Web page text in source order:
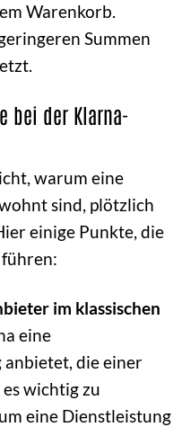
Warenkorb.
Summen
bei der Klarna-
warum eine
sind, plötzlich
einige Punkte, die
im klassischen
eine
die einer
wichtig zu
eine Dienstleistung